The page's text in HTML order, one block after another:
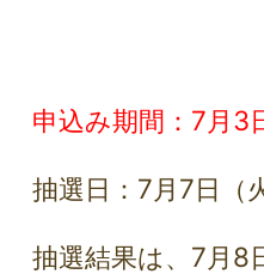
申込み期間：7月3
抽選日：7月7日（
抽選結果は、7月8